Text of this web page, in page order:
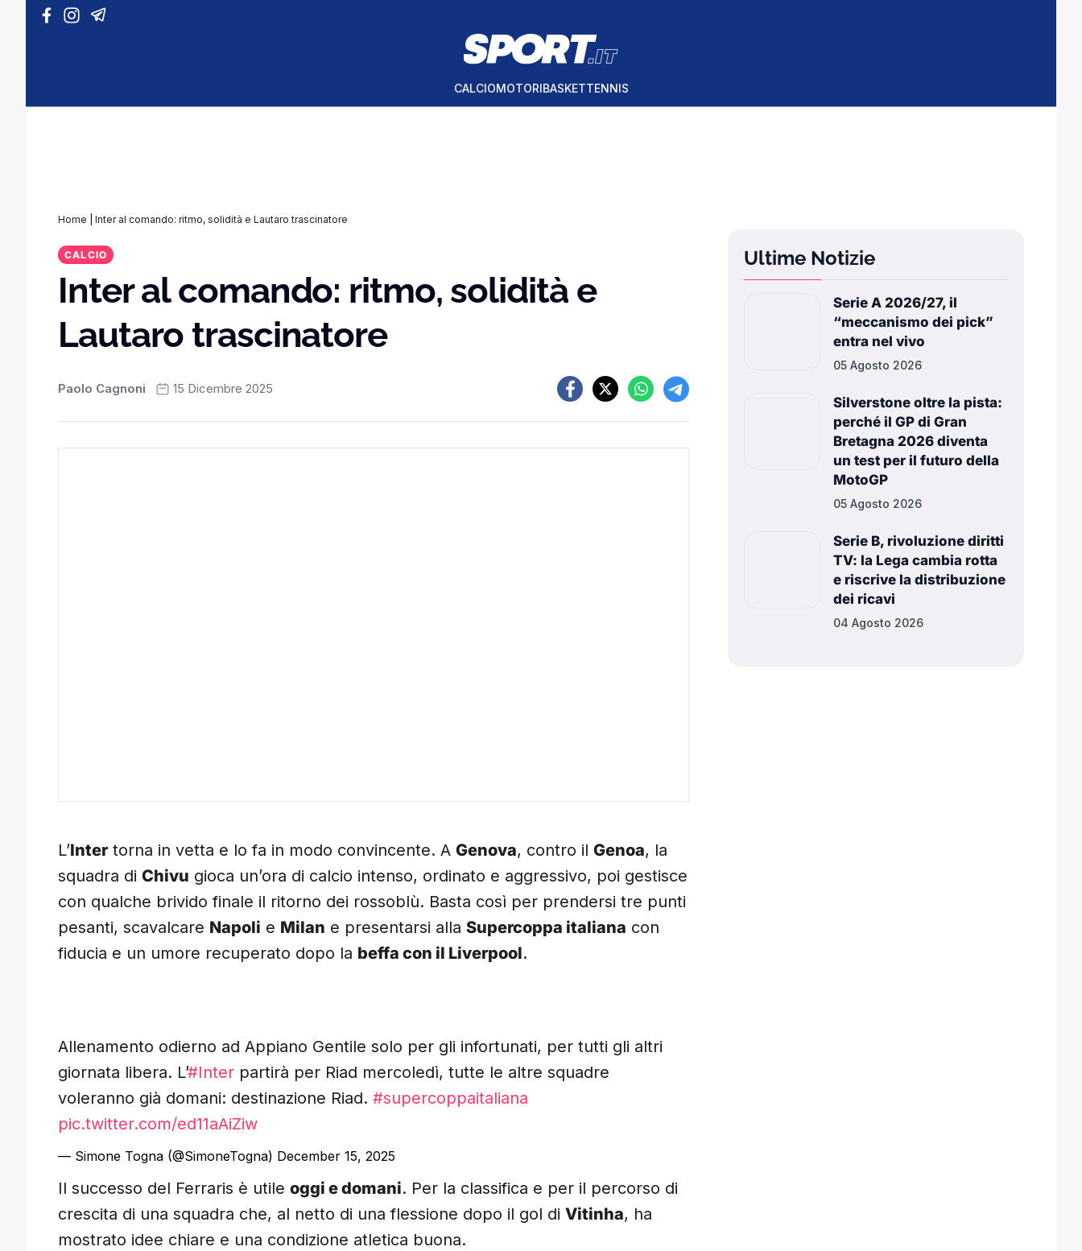
Vai al contenuto
CALCIOMOTORIBASKETTENNIS
Home Inter al comando: ritmo, solidità e Lautaro trascinatore
CALCIO
Inter al comando: ritmo, solidità e
Lautaro trascinatore
Paolo Cagnoni 15 Dicembre 2025
L’Inter torna in vetta e lo fa in modo convincente. A Genova, contro il Genoa, la
squadra di Chivu gioca un’ora di calcio intenso, ordinato e aggressivo, poi gestisce
con qualche brivido finale il ritorno dei rossoblù. Basta così per prendersi tre punti
pesanti, scavalcare Napoli e Milan e presentarsi alla Supercoppa italiana con
fiducia e un umore recuperato dopo la beffa con il Liverpool.
Allenamento odierno ad Appiano Gentile solo per gli infortunati, per tutti gli altri
giornata libera. L’#Inter partirà per Riad mercoledì, tutte le altre squadre
voleranno già domani: destinazione Riad. #supercoppaitaliana
pic.twitter.com/ed11aAiZiw
— Simone Togna (@SimoneTogna) December 15, 2025
Il successo del Ferraris è utile oggi e domani. Per la classifica e per il percorso di
crescita di una squadra che, al netto di una flessione dopo il gol di Vitinha, ha
mostrato idee chiare e una condizione atletica buona.
Ultime Notizie
Serie A 2026/27, il
“meccanismo dei pick”
entra nel vivo
05 Agosto 2026
Silverstone oltre la pista:
perché il GP di Gran
Bretagna 2026 diventa
un test per il futuro della
MotoGP
05 Agosto 2026
Serie B, rivoluzione diritti
TV: la Lega cambia rotta
e riscrive la distribuzione
dei ricavi
04 Agosto 2026